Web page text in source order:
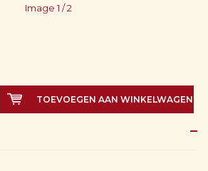
Image1 / 2
TOEVOEGEN AAN WINKELWAGEN